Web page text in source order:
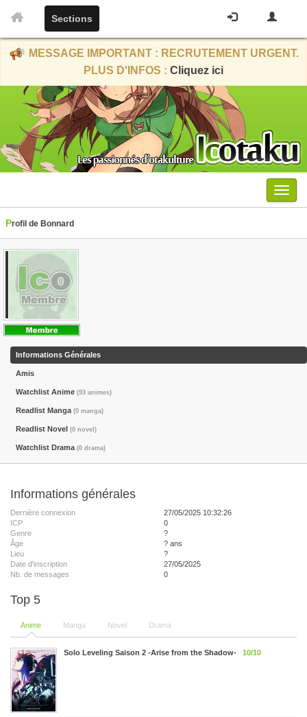
Sections
MESSAGE IMPORTANT : RECRUTEMENT URGENT.
PLUS D'INFOS : Cliquez ici
Menu
Profil de Bonnard
Informations Générales
Amis
Watchlist Anime (93 animes)
Readlist Manga (0 manga)
Readlist Novel (0 novel)
Watchlist Drama (0 drama)
Informations générales
Dernière connexion
27/05/2025 10:32:26
ICP
0
Genre
?
Âge
? ans
Lieu
?
Date d'inscription
27/05/2025
Nb. de messages
0
Top 5
Anime Manga Novel Drama
Solo Leveling Saison 2 -Arise from the Shadow- 10/10